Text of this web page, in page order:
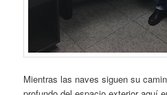
Mientras las naves siguen su